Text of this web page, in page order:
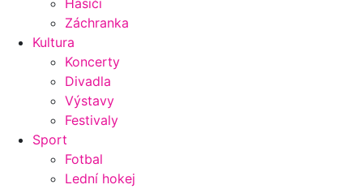
Hasiči
Záchranka
Kultura
Koncerty
Divadla
Výstavy
Festivaly
Sport
Fotbal
Lední hokej